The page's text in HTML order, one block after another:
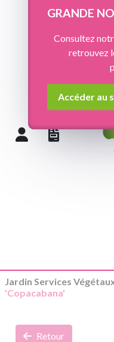
GRANDE
Consultez
retrouvez
Accéder au
Jardin Services
'Copacabana'
Retour
Panneau de gestion des